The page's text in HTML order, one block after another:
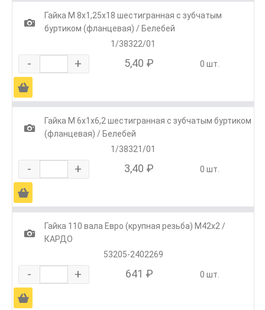
1
Гайка М 8х1,25х18 шестигранная с зубчатым
буртиком (фланцевая) / Белебей
1/38322/01
- + 5,40 ₽ 0 шт.
Ä
1
Гайка М 6х1х6,2 шестигранная с зубчатым буртиком
(фланцевая) / Белебей
1/38321/01
- + 3,40 ₽ 0 шт.
Ä
1
Гайка 110 вала Евро (крупная резьба) М42х2 /
КАРДО
53205-2402269
- + 641 ₽ 0 шт.
Ä